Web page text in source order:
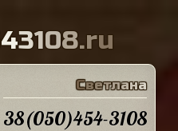
43108.ru
Светлана
38(050)454-3108